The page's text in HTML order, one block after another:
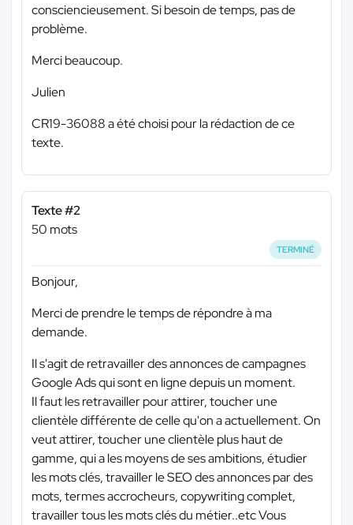
consciencieusement. Si besoin de temps, pas de
problème.
Merci beaucoup.
Julien
CR19-36088 a été choisi pour la rédaction de ce
texte.
Texte #2
50 mots
TERMINÉ
Bonjour,
Merci de prendre le temps de répondre à ma
demande.
Il s'agit de retravailler des annonces de campagnes
Google Ads qui sont en ligne depuis un moment.
Il faut les retravailler pour attirer, toucher une
clientèle différente de celle qu'on a actuellement. On
veut attirer, toucher une clientèle plus haut de
gamme, qui a les moyens de ses ambitions, étudier
les mots clés, travailler le SEO des annonces par des
mots, termes accrocheurs, copywriting complet,
travailler tous les mots clés du métier..etc Vous